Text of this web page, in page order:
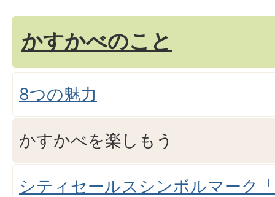
かすかべのこと
8つの魅力
かすかべを楽しもう
シティセールスシンボルマーク